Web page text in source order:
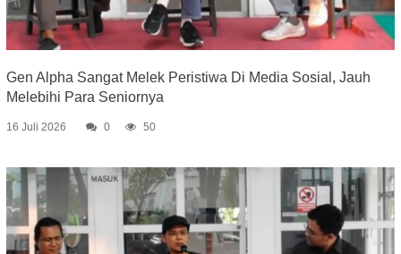
Gen Alpha Sangat Melek Peristiwa Di Media Sosial, Jauh
Melebihi Para Seniornya
16 Juli 2026 0 50